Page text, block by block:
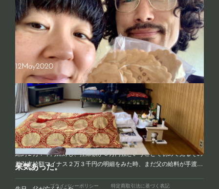
我々は不自然体である。
自分は不自然な人間だと思っているが、不自然なことは人間社会の構造
上肯定すべきだと考えている。何を持って不自然と思うかというとやは
り人間以外の動物と比べてということになる訳で、一概には言えない…
nO see On
昨日、先月の給料が振り込まれたというか、勤め先の明細が出た。 支
給約２万７千円に対し、控除額が５万円強ということで初めて見るその
差引支給額マイナス２万３千円の明細をみた時、まだ父の給料が手渡…
12May2020
呆気あった。
プライバシーポリシー 特定商取引法に基づく表記